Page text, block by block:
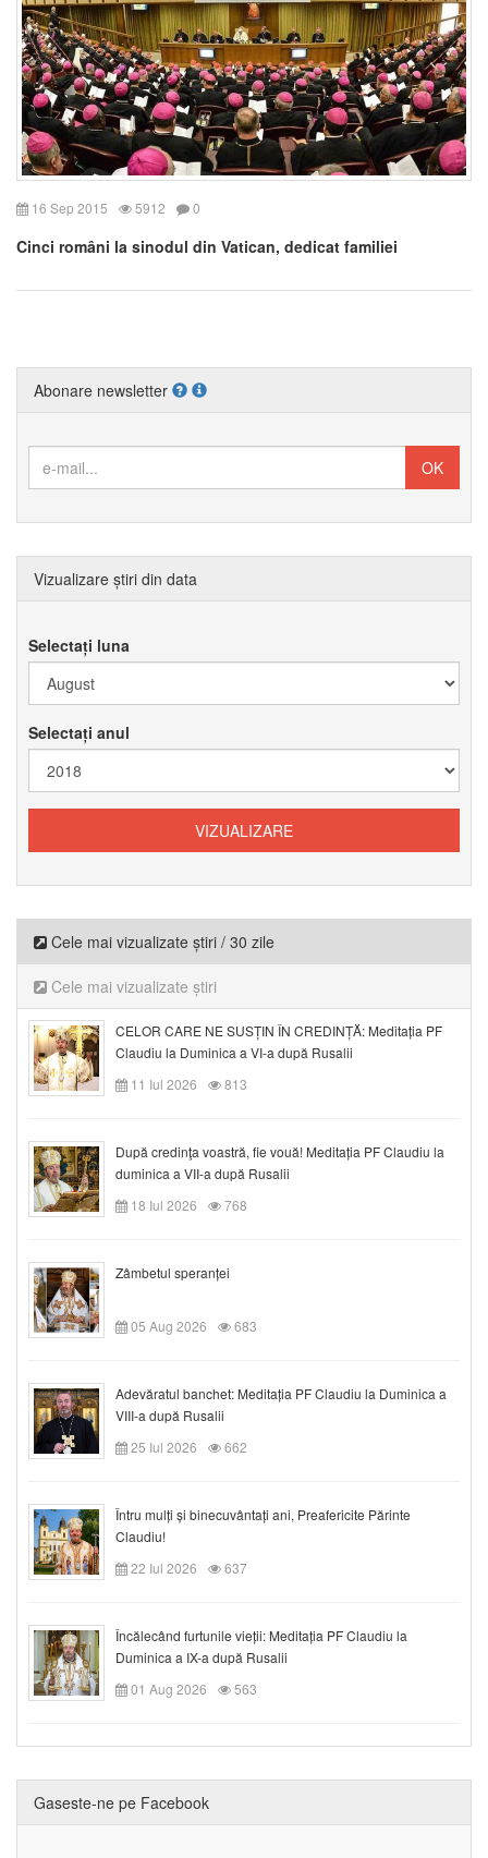
16 Sep 2015 5912 0
Cinci români la sinodul din Vatican, dedicat familiei
Abonare newsletter
Vizualizare știri din data
Selectați luna
Selectați anul
Cele mai vizualizate știri / 30 zile
Cele mai vizualizate știri
CELOR CARE NE SUSȚIN ÎN CREDINȚĂ: Meditația PF
Claudiu la Duminica a VI-a după Rusalii
11 Iul 2026
813
După credinţa voastră, fie vouă! Meditația PF Claudiu la
duminica a VII-a după Rusalii
18 Iul 2026
768
Zâmbetul speranței
05 Aug 2026 683
Adevăratul banchet: Meditația PF Claudiu la Duminica a
VIII-a după Rusalii
25 Iul 2026
662
Întru mulți și binecuvântați ani, Preafericite Părinte
Claudiu!
22 Iul 2026
637
Încălecând furtunile vieții: Meditația PF Claudiu la
Duminica a IX-a după Rusalii
01 Aug 2026
563
Gaseste-ne pe Facebook